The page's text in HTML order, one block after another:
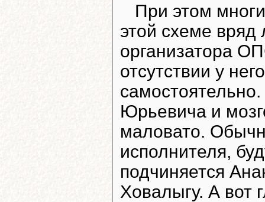
При этом
этой схеме вряд
организатора
отсутствии у
Юрьевича и
маловато.
исполнителя,
подчиняется
Ховалыгу. А вот